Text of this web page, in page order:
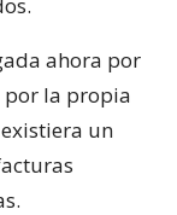
ahora por
la propia
un